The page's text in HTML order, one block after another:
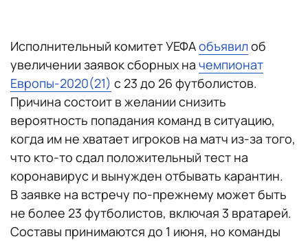
Исполнительный комитет УЕФАобъявилоб
увеличении заявок сборных на чемпионат
Европы-2020(21) с 23 до 26 футболистов.
Причина состоит в желании снизить
вероятность попадания команд в ситуацию,
когда им не хватает игроков на матч из-за того,
что кто-то сдал положительный тест на
коронавирус и вынужден отбывать карантин.
В заявке на встречу по-прежнему может быть
не более 23 футболистов, включая 3 вратарей.
Составы принимаются до 1 июня, но команды